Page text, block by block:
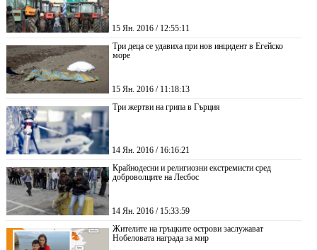
15 Ян. 2016 / 12:55:11
Три деца се удавиха при нов инцидент в Егейско
море
15 Ян. 2016 / 11:18:13
Три жертви на грипа в Гърция
14 Ян. 2016 / 16:16:21
Крайнодесни и религиозни екстремисти сред
доброволците на Лесбос
14 Ян. 2016 / 15:33:59
Жителите на гръцките острови заслужават
Нобеловата награда за мир